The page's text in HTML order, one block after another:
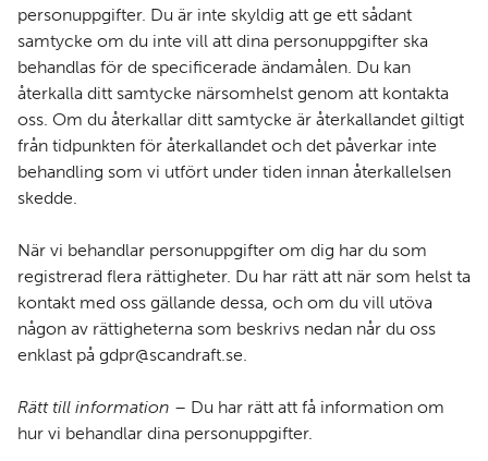
personuppgifter. Du är inte skyldig att ge ett sådant
samtycke om du inte vill att dina personuppgifter ska
behandlas för de specificerade ändamålen. Du kan
återkalla ditt samtycke närsomhelst genom att kontakta
oss. Om du återkallar ditt samtycke är återkallandet giltigt
från tidpunkten för återkallandet och det påverkar inte
behandling som vi utfört under tiden innan återkallelsen
skedde.
När vi behandlar personuppgifter om dig har du som
registrerad flera rättigheter. Du har rätt att när som helst ta
kontakt med oss gällande dessa, och om du vill utöva
någon av rättigheterna som beskrivs nedan når du oss
enklast på gdpr@scandraft.se.
Rätt till information – Du har rätt att få information om
hur vi behandlar dina personuppgifter.